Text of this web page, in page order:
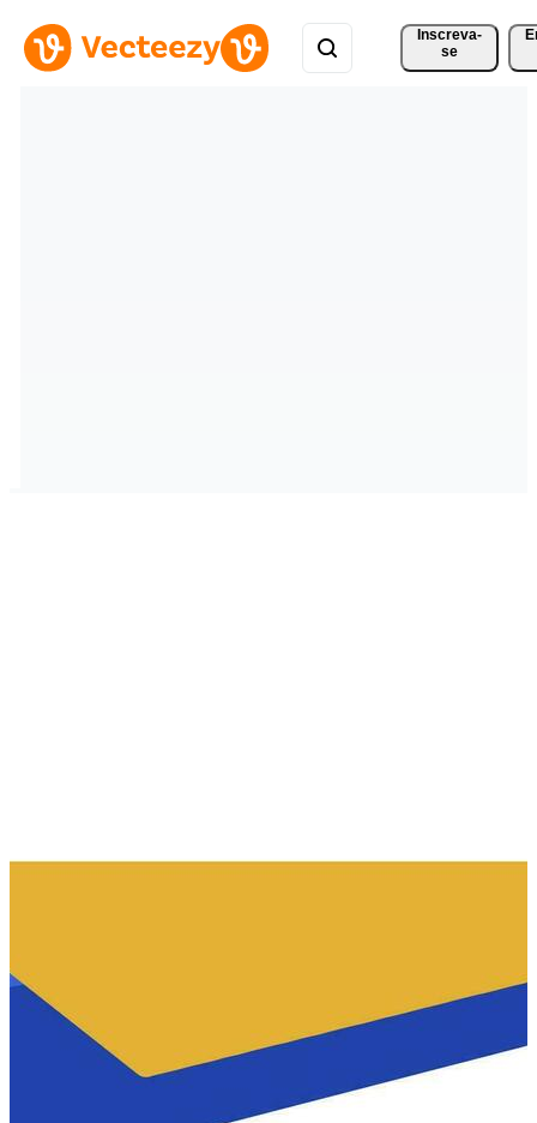
Inscreva-
se